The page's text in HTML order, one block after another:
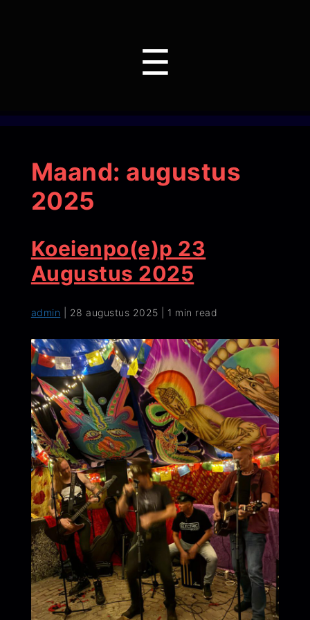
☰
Maand: augustus
2025
Koeienpo(e)p 23
Augustus 2025
admin 28 augustus 2025 1 min read